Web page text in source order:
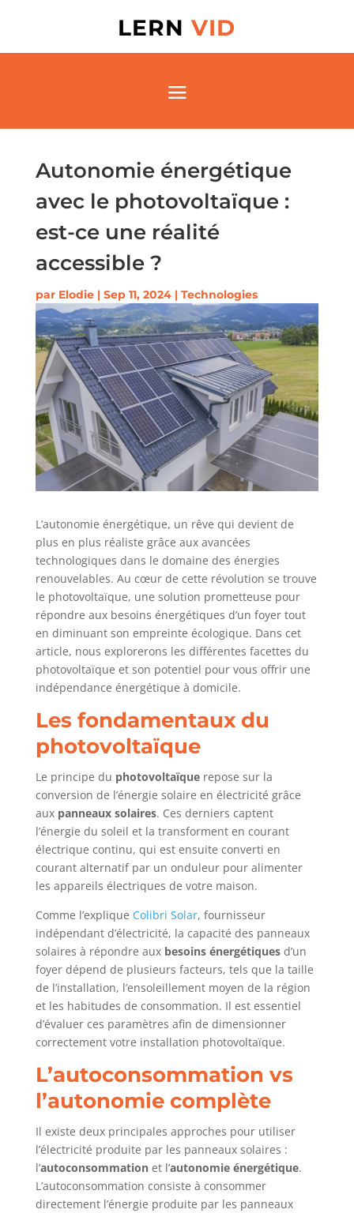
LERNVID
Autonomie énergétique
avec le photovoltaïque :
est-ce une réalité
accessible ?
par Elodie| Sep 11, 2024| Technologies
L’autonomie énergétique, un rêve qui devient de
plus en plus réaliste grâce aux avancées
technologiques dans le domaine des énergies
renouvelables. Au cœur de cette révolution se trouve
le photovoltaïque, une solution prometteuse pour
répondre aux besoins énergétiques d’un foyer tout
en diminuant son empreinte écologique. Dans cet
article, nous explorerons les différentes facettes du
photovoltaïque et son potentiel pour vous offrir une
indépendance énergétique à domicile.
Les fondamentaux du
photovoltaïque
Le principe du photovoltaïquerepose sur la
conversion de l’énergie solaire en électricité grâce
aux panneaux solaires. Ces derniers captent
l’énergie du soleil et la transforment en courant
électrique continu, qui est ensuite converti en
courant alternatif par un onduleur pour alimenter
les appareils électriques de votre maison.
Comme l’explique Colibri Solar, fournisseur
indépendant d’électricité, la capacité des panneaux
solaires à répondre aux besoins énergétiquesd’un
foyer dépend de plusieurs facteurs, tels que la taille
de l’installation, l’ensoleillement moyen de la région
et les habitudes de consommation. Il est essentiel
d’évaluer ces paramètres afin de dimensionner
correctement votre installation photovoltaïque.
L’autoconsommation vs
l’autonomie complète
Il existe deux principales approches pour utiliser
l’électricité produite par les panneaux solaires :
l’autoconsommationet l’autonomie énergétique.
L’autoconsommation consiste à consommer
directement l’énergie produite par les panneaux